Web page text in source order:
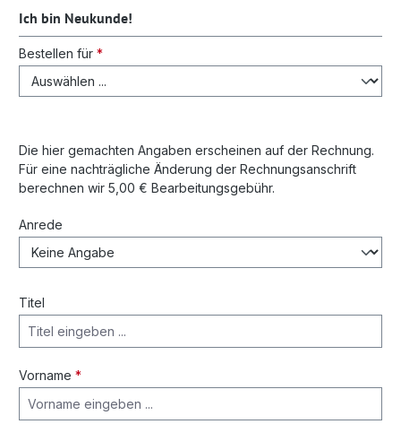
Ich bin Neukunde!
Persönliche Informationen
Bestellen für *
Die hier gemachten Angaben erscheinen auf der Rechnung.
Für eine nachträgliche Änderung der Rechnungsanschrift
berechnen wir 5,00 € Bearbeitungsgebühr.
Anrede
Titel
Vorname *